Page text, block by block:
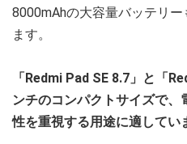
8000mAhの大容量バッテリ
ます。
「Redmi Pad SE 8.7」と「
ンチのコンパクトサイズで
性を重視する用途に適してい